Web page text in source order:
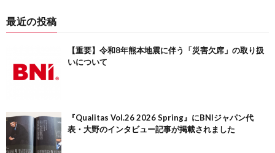
最近の投稿
【重要】令和8年熊本地震に伴う「災害欠席」の取り扱
いについて
『Qualitas Vol.26 2026 Spring』にBNIジャパン代
表・大野のインタビュー記事が掲載されました